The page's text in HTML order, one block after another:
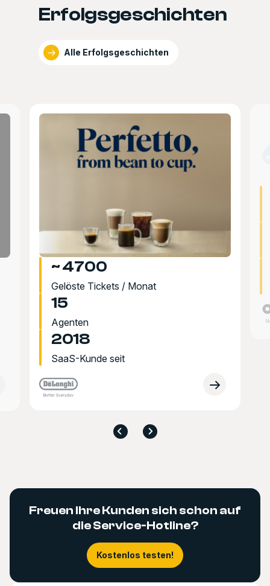
Erfolgsgeschichten
Alle Erfolgsgeschichten
~ 4700
Gelöste Tickets / Monat
15
Agenten
2018
SaaS-Kunde seit
Freuen Ihre Kunden sich schon auf
die Service-Hotline?
Kostenlos testen!